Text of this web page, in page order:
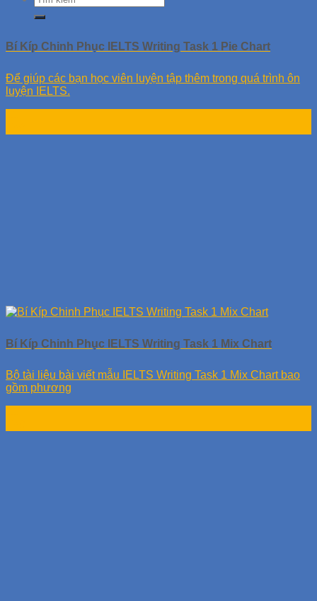
Bí Kíp Chinh Phục IELTS Writing Task 1 Pie Chart
Để giúp các bạn học viên luyện tập thêm trong quá trình ôn
luyện IELTS.
Bí Kíp Chinh Phục IELTS Writing Task 1 Mix Chart
Bộ tài liệu bài viết mẫu IELTS Writing Task 1 Mix Chart bao
gồm phương